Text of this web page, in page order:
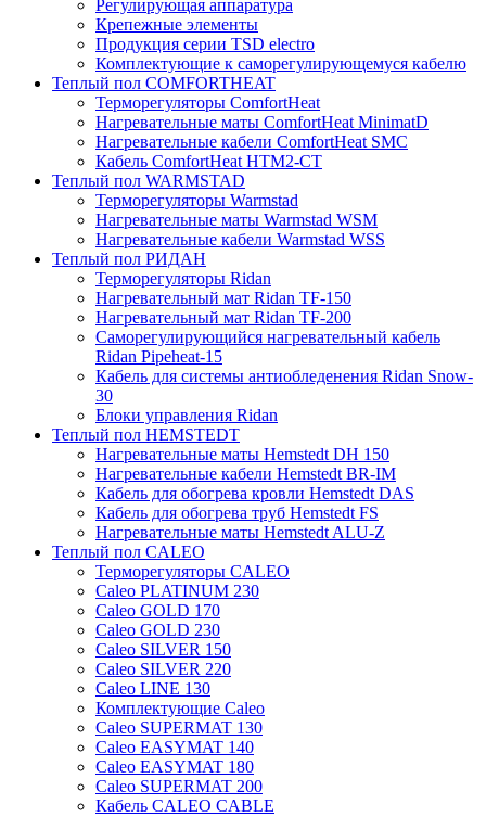
Регулирующая аппаратура
Крепежные элементы
Продукция серии TSD electro
Комплектующие к саморегулирующемуся кабелю
Теплый пол COMFORTHEAT
Терморегуляторы ComfortHeat
Нагревательные маты ComfortHeat MinimatD
Нагревательные кабели ComfortHeat SMC
Кабель ComfortHeat HTM2-CT
Теплый пол WARMSTAD
Терморегуляторы Warmstad
Нагревательные маты Warmstad WSM
Нагревательные кабели Warmstad WSS
Теплый пол РИДАН
Терморегуляторы Ridan
Нагревательный мат Ridan TF-150
Нагревательный мат Ridan TF-200
Саморегулирующийся нагревательный кабель
Ridan Pipeheat-15
Кабель для системы антиобледенения Ridan Snow-
30
Блоки управления Ridan
Теплый пол HEMSTEDT
Нагревательные маты Hemstedt DH 150
Нагревательные кабели Hemstedt BR-IM
Кабель для обогрева кровли Hemstedt DAS
Кабель для обогрева труб Hemstedt FS
Нагревательные маты Hemstedt ALU-Z
Теплый пол CALEO
Терморегуляторы CALEO
Caleo PLATINUM 230
Caleo GOLD 170
Caleo GOLD 230
Caleo SILVER 150
Caleo SILVER 220
Caleo LINE 130
Комплектующие Caleo
Caleo SUPERMAT 130
Caleo EASYMAT 140
Caleo EASYMAT 180
Caleo SUPERMAT 200
Кабель CALEO CABLE